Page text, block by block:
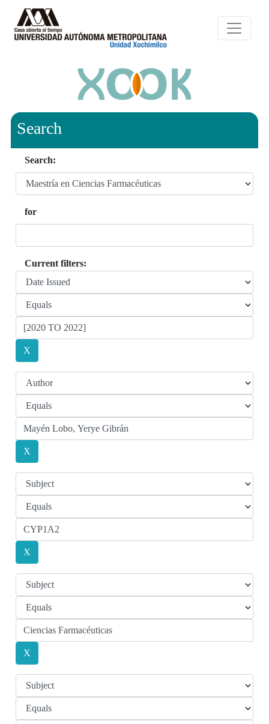
Search
Search:
for
Current filters: